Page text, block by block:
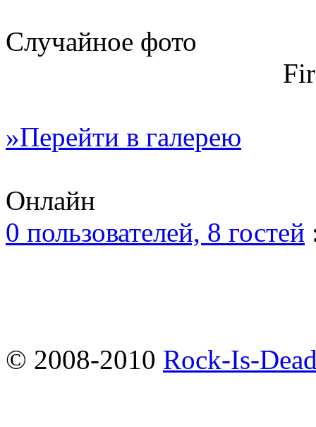
Случайное фото
»Перейти в галерею
Онлайн
0 пользователей, 8 гостей
© 2008-2010 Rock-Is-